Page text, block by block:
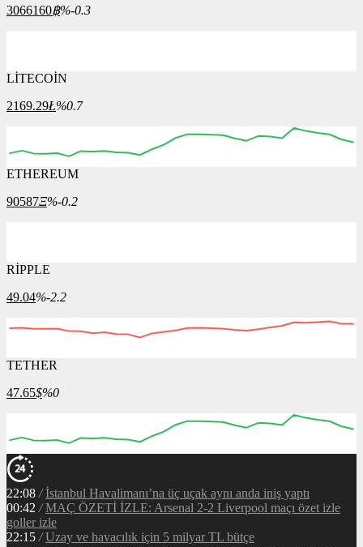
3066160฿%-0.3
LİTECOİN
2169.29Ł%0.7
ETHEREUM
90587Ξ%-0.2
RİPPLE
49.04%-2.2
TETHER
47.65$%0
22:08 / İstanbul Havalimanı’na üç uçak aynı anda iniş yaptı
00:42 / MAÇ ÖZETİ İZLE: Arsenal 2-2 Liverpool maçı özet izle
goller izle
22:15 / Uzay ve havacılık için 5 milyar TL bütçe